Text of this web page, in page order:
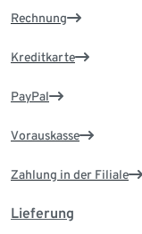
Rechnung
Kreditkarte
PayPal
Vorauskasse
Zahlung in der Filiale
Lieferung